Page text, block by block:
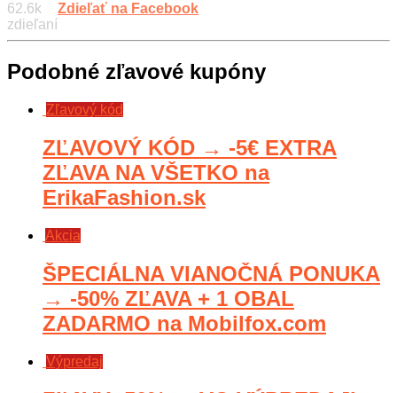
62.6k
zdieľaní
Zdieľať na Facebook
Podobné zľavové kupóny
Zľavový kód
ZĽAVOVÝ KÓD → -5€ EXTRA
ZĽAVA NA VŠETKO na
ErikaFashion.sk
Akcia
ŠPECIÁLNA VIANOČNÁ PONUKA
→ -50% ZĽAVA + 1 OBAL
ZADARMO na Mobilfox.com
Výpredaj